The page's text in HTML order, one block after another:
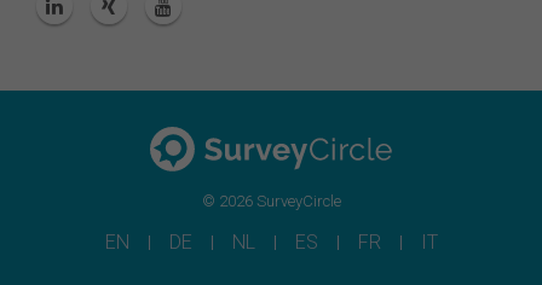
© 2026 SurveyCircle
EN DE NL ES FR IT